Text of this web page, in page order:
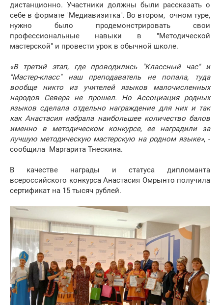
дистанционно. Участники должны были рассказать о
себе в формате "Медиавизитка". Во втором, очном туре,
нужно было продемонстрировать свои
профессиональные навыки в "Методической
мастерской" и провести урок в обычной школе.
«В третий этап, где проводились "Классный час" и
"Мастер-класс" наш преподаватель не попала, туда
вообще никто из учителей языков малочисленных
народов Севера не прошел. Но Ассоциация родных
языков сделала отдельно награждение для них и так
как Анастасия набрала наибольшее количество балов
именно в методическом конкурсе, ее наградили за
лучшую методическую мастерскую на родном языке», -
сообщила Маргарита Тнескина.
В качестве награды и статуса дипломанта
всероссийского конкурса Анастасия Омрынто получила
сертификат на 15 тысяч рублей.